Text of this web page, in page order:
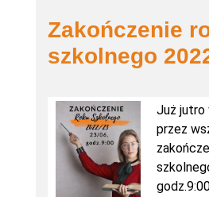
Zakończenie
szkolnego
Już jutro
przez